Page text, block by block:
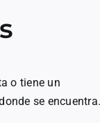
o tiene un
se encuentra.